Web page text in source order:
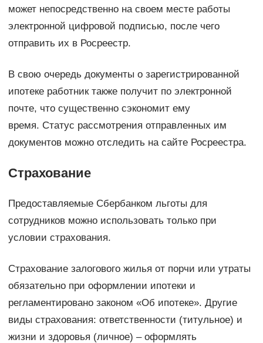
может непосредственно на своем месте работы
электронной цифровой подписью, после чего
отправить их в Росреестр.
В свою очередь документы о зарегистрированной
ипотеке работник также получит по электронной
почте, что существенно сэкономит ему
время. Статус рассмотрения отправленных им
документов можно отследить на сайте Росреестра.
Страхование
Предоставляемые Сбербанком льготы для
сотрудников можно использовать только при
условии страхования.
Страхование залогового жилья от порчи или утраты
обязательно при оформлении ипотеки и
регламентировано законом «Об ипотеке». Другие
виды страхования: ответственности (титульное) и
жизни и здоровья (личное) – оформлять